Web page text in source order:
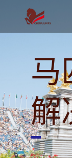
内
马
解